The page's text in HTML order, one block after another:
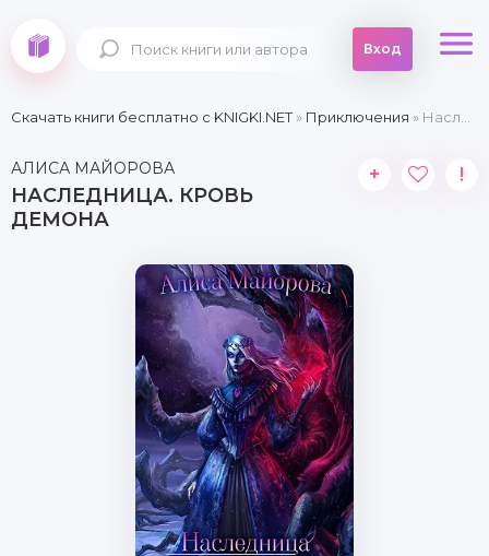
Вход
Скачать книги бесплатно c KNIGKI.NET» Приключения » Наследница. Кровь демона
АЛИСА МАЙОРОВА
НАСЛЕДНИЦА. КРОВЬ
ДЕМОНА
+ !